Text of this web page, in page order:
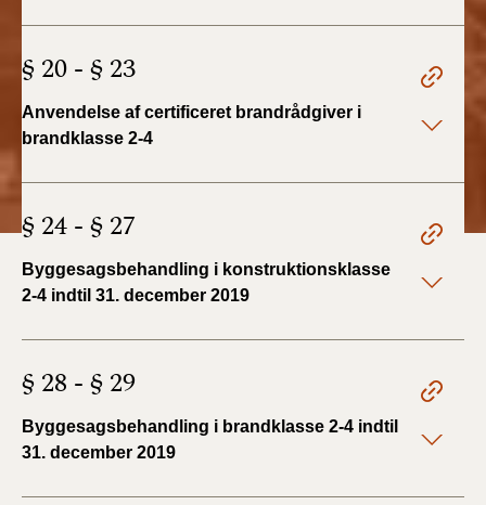
BR18 (1/7-31/12
BR18 (1/1-30/6
2018)
BR15 (2015-2018)
2010)
§ 20 - § 23
Anvendelse af certificeret brandrådgiver i
brandklasse 2-4
§ 24 - § 27
Byggesagsbehandling i konstruktionsklasse
2-4 indtil 31. december 2019
§ 28 - § 29
Byggesagsbehandling i brandklasse 2-4 indtil
31. december 2019